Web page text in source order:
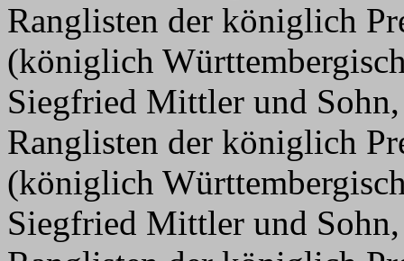
Ranglisten der königlich
(königlich
Siegfried Mittler und
Ranglisten der königlich
(königlich
Siegfried Mittler und